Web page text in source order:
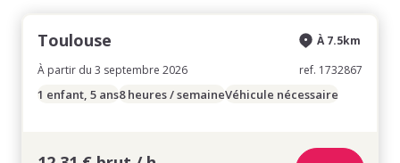
Toulouse
À partir du 3 septembre 2026
À 7.5km
ref. 1732867
1 enfant, 5 ans8 heures / semaineVéhicule nécessaire